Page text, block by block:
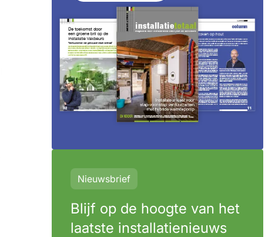
Nieuwsbrief
Blijf op de hoogte van het
laatste installatienieuws